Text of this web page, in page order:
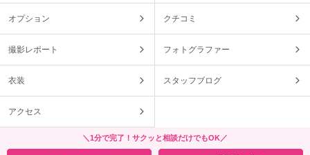
オプション クチコミ
撮影レポート フォトグラファー
衣装 スタッフブログ
アクセス
＼1分で完了！サクッと相談だけでもOK／